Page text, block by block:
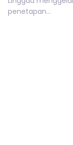
penetapan...